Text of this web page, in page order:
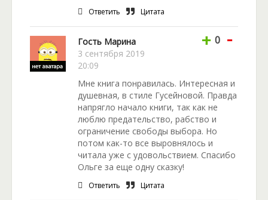
Ответить Цитата
Гость Марина
3 сентября 2019
20:09
+ 0 -
Мне книга понравилась. Интересная и
душевная, в стиле Гусейновой. Правда
напрягло начало книги, так как не
люблю предательство, рабство и
ограничение свободы выбора. Но
потом как-то все выровнялось и
читала уже с удовольствием. Спасибо
Ольге за еще одну сказку!
Ответить Цитата